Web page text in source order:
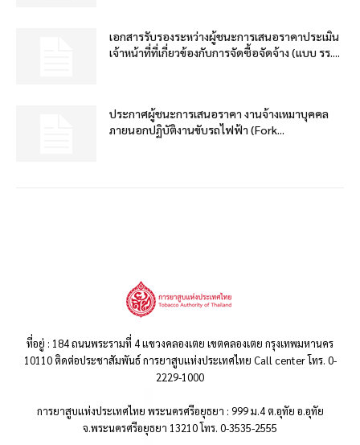
เอกสารรับรองระหว่างผู้ชนะการเสนอราคาประเมิน
เจ้าหน้าที่ที่เกี่ยวข้องกับการจัดซื้อจัดจ้าง (แบบ รร....
ประกาศผู้ชนะการเสนอราคา งานจ้างเหมาบุคคล
ภายนอกปฏิบัติงานขับรถไฟฟ้า (Fork...
ที่อยู่ : 184 ถนนพระรามที่ 4 แขวงคลองเตย เขตคลองเตย กรุงเทพมหานคร
10110 ติดต่อประชาสัมพันธ์ การยาสูบแห่งประเทศไทย Call center โทร. 0-
2229-1000
การยาสูบแห่งประเทศไทย พระนครศรีอยุธยา : 999 ม.4 ต.อุทัย อ.อุทัย
จ.พระนครศรีอยุธยา 13210 โทร. 0-3535-2555